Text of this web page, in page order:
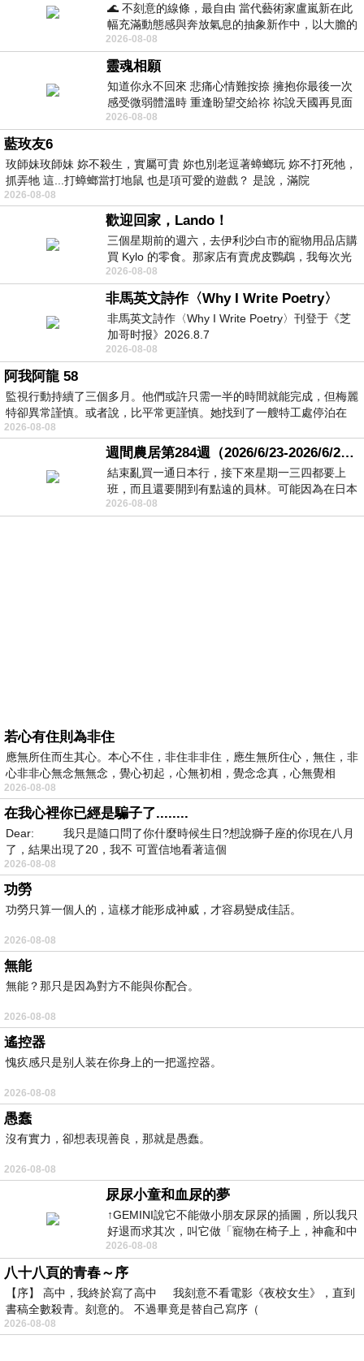
🌊 不刻意的線條，最自由 當代藝術家盧嵐新在此
幅充滿動態感與奔放氣息的抽象新作中，以大膽的
藍色顏料在白色畫布上揮灑、壓印與流淌
2026-08-08
靈魂相願
知道你永不回來 悲痛心情難按捺 擁抱你最後一次
感受微弱體溫時 重逢盼望交給祢 祢說天國再見面
此刻忍淚說別離 他日靈魂再
2026-08-08
藍玫友6
玫師妹玫師妹 妳不殺生，實屬可貴 妳也別老逗著蟑螂玩 妳不打死牠，
抓弄牠 這...打蟑螂當打地鼠 也是項可愛的遊戲？ 是說，滿院
2026-08-08
歡迎回家，Lando！
三個星期前的週六，去伊利沙白市的寵物用品店購
買 Kylo 的零食。那家店有賣虎皮鸚鵡，我每次光
顧都會去看一下。他們偶爾會引進 C
2026-08-08
非馬英文詩作〈Why I Write Poetry〉
非馬英文詩作〈Why I Write Poetry〉刊登于《芝
加哥时报》2026.8.7
2026-08-08
阿我阿龍 58
監視行動持續了三個多月。他們或許只需一半的時間就能完成，但梅麗
特卻異常謹慎。或者說，比平常更謹慎。她找到了一艘特工處停泊在
2026-08-08
週間農居第284週（2026/6/23-2026/6/24) 夏至 金黃稻浪洋溢豐收喜悅
結束亂買一通日本行，接下來星期一三四都要上
班，而且還要開到有點遠的員林。可能因為在日本
花不少錢，星期一出門上班時，心裡沒有一
2026-08-08
若心有住則為非住
應無所住而生其心。本心不住，非住非非住，應生無所住心，無住，非
心非非心無念無無念，覺心初起，心無初相，覺念念真，心無覺相
2026-08-08
在我心裡你已經是騙子了........
Dear: 我只是隨口問了你什麼時候生日?想說獅子座的你現在八月
了，結果出現了20，我不 可置信地看著這個
2026-08-08
功勞
功勞只算一個人的，這樣才能形成神威，才容易變成佳話。
2026-08-08
無能
無能？那只是因為對方不能與你配合。
2026-08-08
遙控器
愧疚感只是别人装在你身上的一把遥控器。
2026-08-08
愚蠢
沒有實力，卻想表現善良，那就是愚蠢。
2026-08-08
尿尿小童和血尿的夢
↑GEMINI說它不能做小朋友尿尿的插圖，所以我只
好退而求其次，叫它做「寵物在椅子上，神龕和中
年人臉孔」的畫了。 六月底
2026-08-08
八十八頁的青春～序
【序】 高中，我終於寫了高中 我刻意不看電影《夜校女生》，直到
書稿全數殺青。刻意的。 不過畢竟是替自己寫序（
2026-08-08